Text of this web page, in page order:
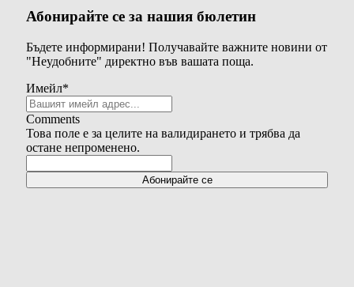
Абонирайте се за нашия бюлетин
Бъдете информирани! Получавайте важните новини от
"Неудобните" директно във вашата поща.
Имейл*
Comments
Това поле е за целите на валидирането и трябва да
остане непроменено.